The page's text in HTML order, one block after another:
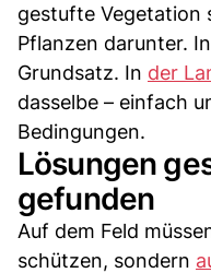
gestufte Vegetation
Pflanzen darunter.
Grundsatz. In der
dasselbe – einfach
Bedingungen.
Lösungen
gefunden
Auf dem Feld
schützen, sondern